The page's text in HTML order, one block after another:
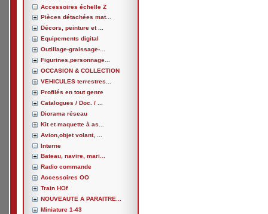
Accessoires échelle Z
Pièces détachées mat...
Décors, peinture et ...
Equipements digital
Outillage-graissage-...
Figurines,personnage...
OCCASION & COLLECTION
VEHICULES terrestres...
Profilés en tout genre
Catalogues / Doc. / ...
Diorama réseau
Kit et maquette à as...
Avion,objet volant, ...
Interne
Bateau, navire, mari...
Radio commande
Accessoires OO
Train HOf
NOUVEAUTE A PARAITRE...
Miniature 1-43